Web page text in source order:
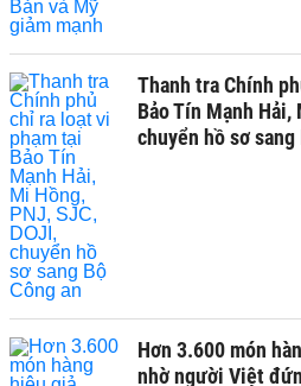
Thanh tra Chính
Bảo Tín Mạnh Hải,
chuyển hồ sơ sang
Hơn 3.600 món
nhờ người Việt